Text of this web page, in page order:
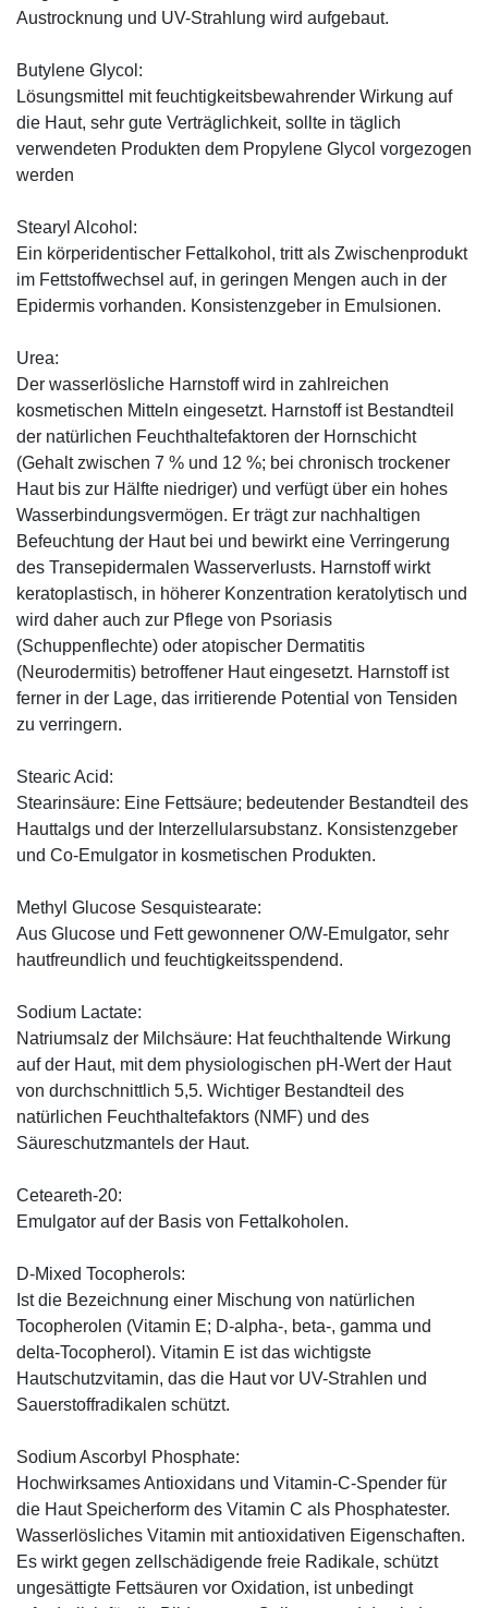
Austrocknung und UV-Strahlung wird aufgebaut.
Butylene Glycol:
Lösungsmittel mit feuchtigkeitsbewahrender Wirkung auf
die Haut, sehr gute Verträglichkeit, sollte in täglich
verwendeten Produkten dem Propylene Glycol vorgezogen
werden
Stearyl Alcohol:
Ein körperidentischer Fettalkohol, tritt als Zwischenprodukt
im Fettstoffwechsel auf, in geringen Mengen auch in der
Epidermis vorhanden. Konsistenzgeber in Emulsionen.
Urea:
Der wasserlösliche Harnstoff wird in zahlreichen
kosmetischen Mitteln eingesetzt. Harnstoff ist Bestandteil
der natürlichen Feuchthaltefaktoren der Hornschicht
(Gehalt zwischen 7 % und 12 %; bei chronisch trockener
Haut bis zur Hälfte niedriger) und verfügt über ein hohes
Wasserbindungsvermögen. Er trägt zur nachhaltigen
Befeuchtung der Haut bei und bewirkt eine Verringerung
des Transepidermalen Wasserverlusts. Harnstoff wirkt
keratoplastisch, in höherer Konzentration keratolytisch und
wird daher auch zur Pflege von Psoriasis
(Schuppenflechte) oder atopischer Dermatitis
(Neurodermitis) betroffener Haut eingesetzt. Harnstoff ist
ferner in der Lage, das irritierende Potential von Tensiden
zu verringern.
Stearic Acid:
Stearinsäure: Eine Fettsäure; bedeutender Bestandteil des
Hauttalgs und der Interzellularsubstanz. Konsistenzgeber
und Co-Emulgator in kosmetischen Produkten.
Methyl Glucose Sesquistearate:
Aus Glucose und Fett gewonnener O/W-Emulgator, sehr
hautfreundlich und feuchtigkeitsspendend.
Sodium Lactate:
Natriumsalz der Milchsäure: Hat feuchthaltende Wirkung
auf der Haut, mit dem physiologischen pH-Wert der Haut
von durchschnittlich 5,5. Wichtiger Bestandteil des
natürlichen Feuchthaltefaktors (NMF) und des
Säureschutzmantels der Haut.
Ceteareth-20:
Emulgator auf der Basis von Fettalkoholen.
D-Mixed Tocopherols:
Ist die Bezeichnung einer Mischung von natürlichen
Tocopherolen (Vitamin E; D-alpha-, beta-, gamma und
delta-Tocopherol). Vitamin E ist das wichtigste
Hautschutzvitamin, das die Haut vor UV-Strahlen und
Sauerstoffradikalen schützt.
Sodium Ascorbyl Phosphate:
Hochwirksames Antioxidans und Vitamin-C-Spender für
die Haut Speicherform des Vitamin C als Phosphatester.
Wasserlösliches Vitamin mit antioxidativen Eigenschaften.
Es wirkt gegen zellschädigende freie Radikale, schützt
ungesättigte Fettsäuren vor Oxidation, ist unbedingt